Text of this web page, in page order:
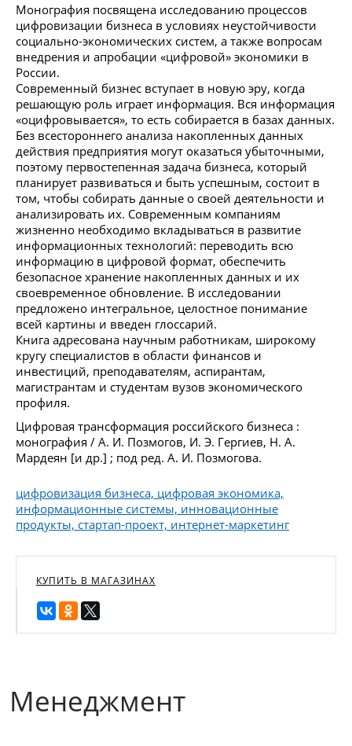
Монография посвящена исследованию процессов
цифровизации бизнеса в условиях неустойчивости
социально-экономических систем, а также вопросам
внедрения и апробации «цифровой» экономики в
России.
Современный бизнес вступает в новую эру, когда
решающую роль играет информация. Вся информация
«оцифровывается», то есть собирается в базах данных.
Без всестороннего анализа накопленных данных
действия предприятия могут оказаться убыточными,
поэтому первостепенная задача бизнеса, который
планирует развиваться и быть успешным, состоит в
том, чтобы собирать данные о своей деятельности и
анализировать их. Современным компаниям
жизненно необходимо вкладываться в развитие
информационных технологий: переводить всю
информацию в цифровой формат, обеспечить
безопасное хранение накопленных данных и их
своевременное обновление. В исследовании
предложено интегральное, целостное понимание
всей картины и введен глоссарий.
Книга адресована научным работникам, широкому
кругу специалистов в области финансов и
инвестиций, преподавателям, аспирантам,
магистрантам и студентам вузов экономического
профиля.
Цифровая трансформация российского бизнеса :
монография / А. И. Позмогов, И. Э. Гергиев, Н. А.
Мардеян [и др.] ; под ред. А. И. Позмогова.
цифровизация бизнеса, цифровая экономика,
информационные системы, инновационные
продукты, стартап-проект, интернет-маркетинг
КУПИТЬ В МАГАЗИНАХ
Менеджмент